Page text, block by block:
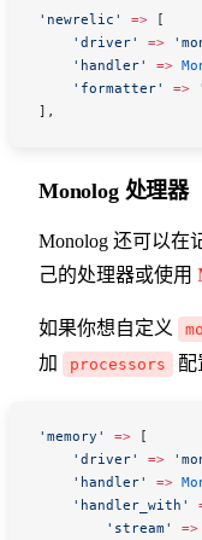
'newrelic' => [
    'driver'
=>
    'handler'
=>
    'formatter'
=>
],
Monolog 处理器
Monolog 还可以在
己的处理器或使用
如果你想自定义
加
processors 配
'memory' => [
    'driver'
=>
    'handler'
=>
    'handler_with'
        'stream'
=>